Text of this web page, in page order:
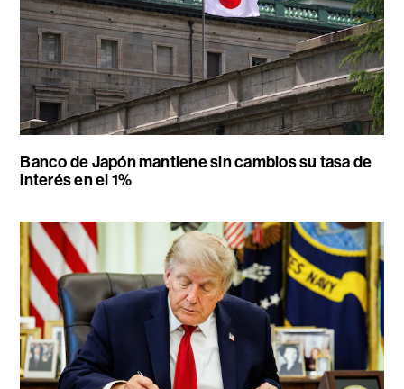
Banco de Japón mantiene sin cambios su tasa de
interés en el 1%